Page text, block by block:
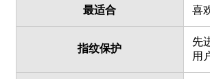
最适合 喜
指纹保护
先
用